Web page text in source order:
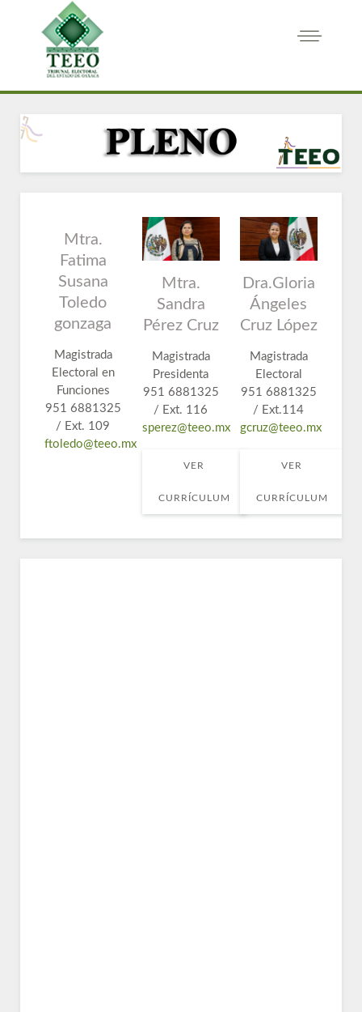
Mtra.
Fatima
Susana
Toledo
gonzaga
Magistrada
Electoral en
Funciones
951 6881325
/ Ext. 109
ftoledo@teeo.mx
Mtra.
Sandra
Pérez Cruz
Magistrada
Presidenta
951 6881325
/ Ext. 116
sperez@teeo.mx
VER
CURRÍCULUM
Dra.Gloria
Ángeles
Cruz López
Magistrada
Electoral
951 6881325
/ Ext.114
gcruz@teeo.mx
VER
CURRÍCULUM